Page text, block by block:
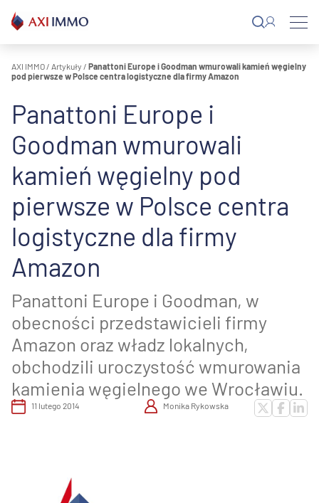
do
treści
AXI IMMO / Artykuły / Panattoni Europe i Goodman wmurowali kamień węgielny
pod pierwsze w Polsce centra logistyczne dla firmy Amazon
Panattoni Europe i
Goodman wmurowali
kamień węgielny pod
pierwsze w Polsce centra
logistyczne dla firmy
Amazon
Panattoni Europe i Goodman, w
obecności przedstawicieli firmy
Amazon oraz władz lokalnych,
obchodzili uroczystość wmurowania
kamienia węgielnego we Wrocławiu.
11 lutego 2014 Monika Rykowska